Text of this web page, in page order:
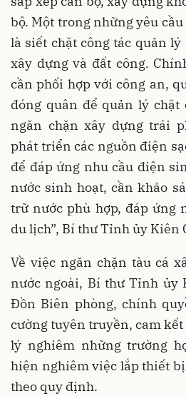
bộ. Một trong những yêu
là siết chặt công tác quản
xây dựng và đất công.
cần phối hợp với công an,
đóng quân để quản lý chặt
ngăn chặn xây dựng trái
phát triển các nguồn điện
để đáp ứng nhu cầu điện
nước sinh hoạt, cần khảo
trữ nước phù hợp, đáp ứng
du lịch”, Bí thư Tỉnh ủy Kiên
Về việc ngăn chặn tàu cá
nước ngoài, Bí thư Tỉnh ủy
Đồn Biên phòng, chính
cường tuyên truyền, cam
lý nghiêm những trường
hiện nghiêm việc lắp thiết
theo quy định.